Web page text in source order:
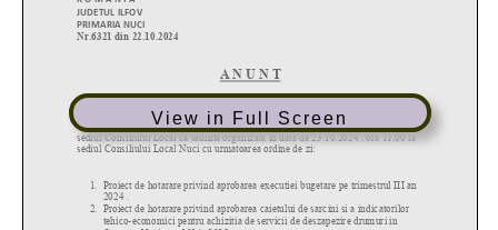
View in Full Screen